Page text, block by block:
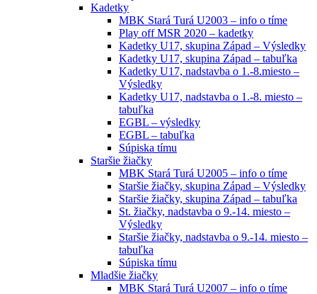
Kadetky
MBK Stará Turá U2003 – info o tíme
Play off MSR 2020 – kadetky
Kadetky U17, skupina Západ – Výsledky
Kadetky U17, skupina Západ – tabuľka
Kadetky U17, nadstavba o 1.-8.miesto –
Výsledky
Kadetky U17, nadstavba o 1.-8. miesto –
tabuľka
EGBL – výsledky
EGBL – tabuľka
Súpiska tímu
Staršie žiačky
MBK Stará Turá U2005 – info o tíme
Staršie žiačky, skupina Západ – Výsledky
Staršie žiačky, skupina Západ – tabuľka
St. žiačky, nadstavba o 9.-14. miesto –
Výsledky
Staršie žiačky, nadstavba o 9.-14. miesto –
tabuľka
Súpiska tímu
Mladšie žiačky
MBK Stará Turá U2007 – info o tíme